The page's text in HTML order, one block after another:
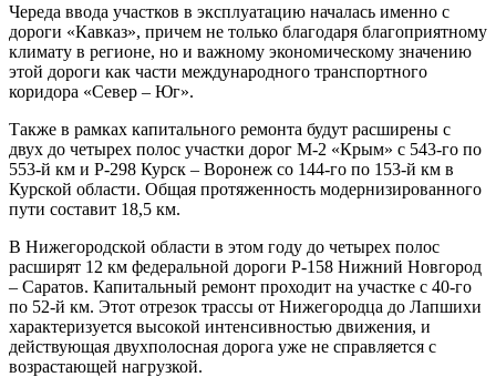
Череда ввода участков в эксплуатацию началась именно с
дороги «Кавказ», причем не только благодаря благоприятному
климату в регионе, но и важному экономическому значению
этой дороги как части международного транспортного
коридора «Север ‒ Юг».
Также в рамках капитального ремонта будут расширены с
двух до четырех полос участки дорог М-2 «Крым» с 543-го по
553-й км и Р-298 Курск – Воронеж со 144-го по 153-й км в
Курской области. Общая протяженность модернизированного
пути составит 18,5 км.
В Нижегородской области в этом году до четырех полос
расширят 12 км федеральной дороги Р-158 Нижний Новгород
– Саратов. Капитальный ремонт проходит на участке с 40-го
по 52-й км. Этот отрезок трассы от Нижегородца до Лапшихи
характеризуется высокой интенсивностью движения, и
действующая двухполосная дорога уже не справляется с
возрастающей нагрузкой.